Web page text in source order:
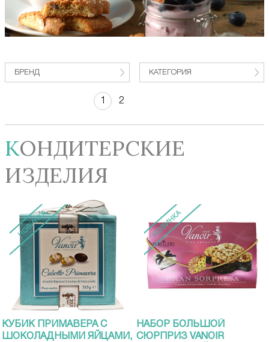
БРЕНД КАТЕГОРИЯ
2
КОНДИТЕРСКИЕ
ИЗДЕЛИЯ
КУБИК ПРИМАВЕРА С
ШОКОЛАДНЫМИ ЯЙЦАМИ,
НАБОР БОЛЬШОЙ
СЮРПРИЗ VANOIR